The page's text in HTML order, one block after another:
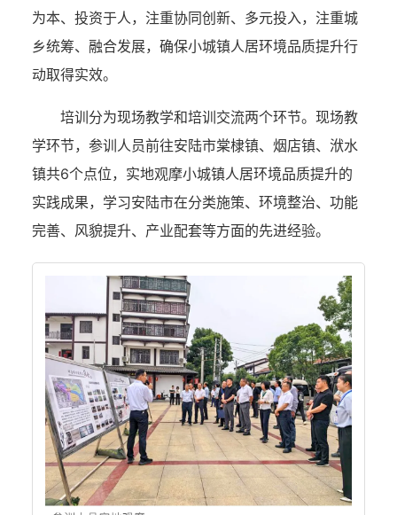
为本、投资于人，注重协同创新、多元投入，注重城
乡统筹、融合发展，确保小城镇人居环境品质提升行
动取得实效。
培训分为现场教学和培训交流两个环节。现场教
学环节，参训人员前往安陆市棠棣镇、烟店镇、洑水
镇共6个点位，实地观摩小城镇人居环境品质提升的
实践成果，学习安陆市在分类施策、环境整治、功能
完善、风貌提升、产业配套等方面的先进经验。